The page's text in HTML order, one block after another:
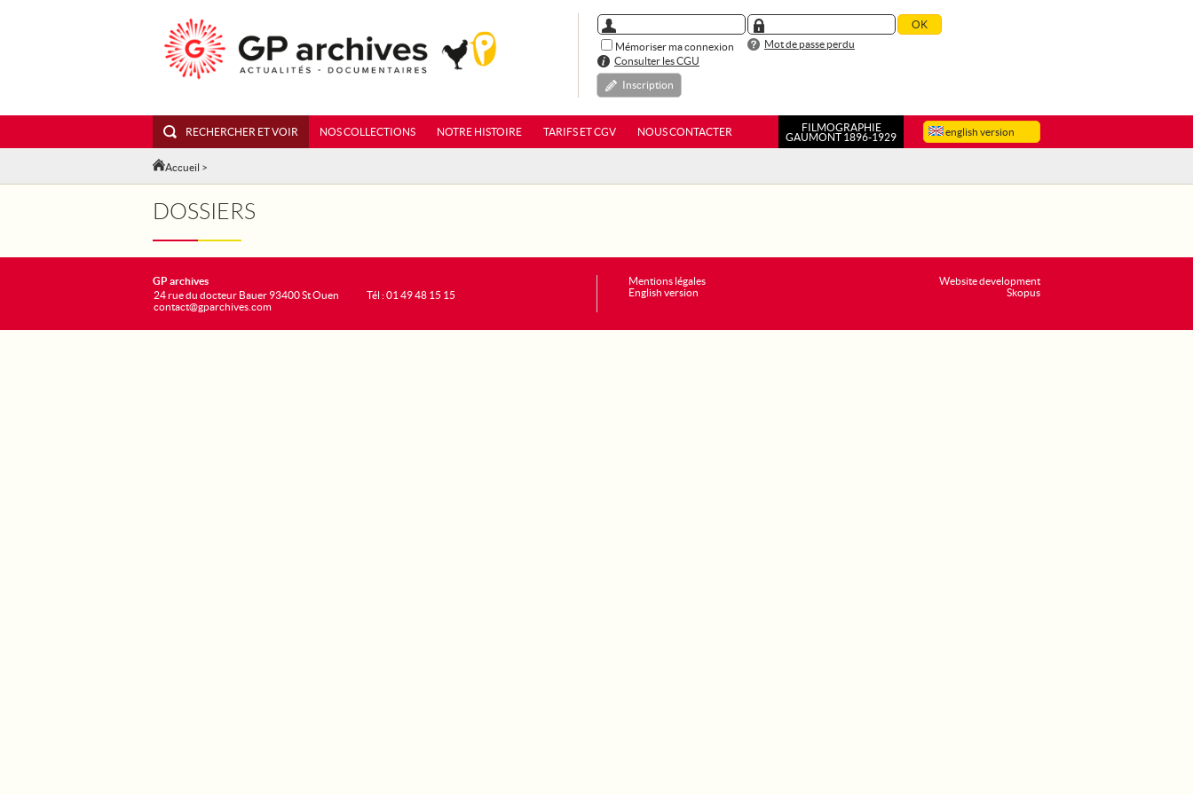
Mémoriser ma connexion
Mot de passe perdu
Consulter les CGU
Inscription
english version
RECHERCHER ET VOIR NOS COLLECTIONS NOTRE HISTOIRE TARIFS ET CGV NOUS CONTACTER
FILMOGRAPHIE
GAUMONT 1896-1929
Accueil >
DOSSIERS
Website development
Skopus
GP archives
24 rue du docteur Bauer 93400 St Ouen
contact@gparchives.com
Tél : 01 49 48 15 15
Mentions légales
English version